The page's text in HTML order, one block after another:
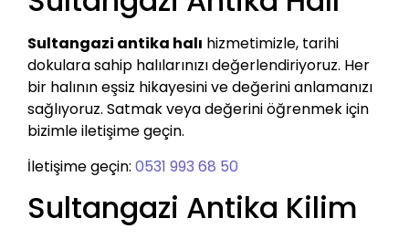
Sultangazi antika halı hizmetimizle, tarihi
dokulara sahip halılarınızı değerlendiriyoruz. Her
bir halının eşsiz hikayesini ve değerini anlamanızı
sağlıyoruz. Satmak veya değerini öğrenmek için
bizimle iletişime geçin.
İletişime geçin: 0531 993 68 50
Sultangazi Antika Kilim